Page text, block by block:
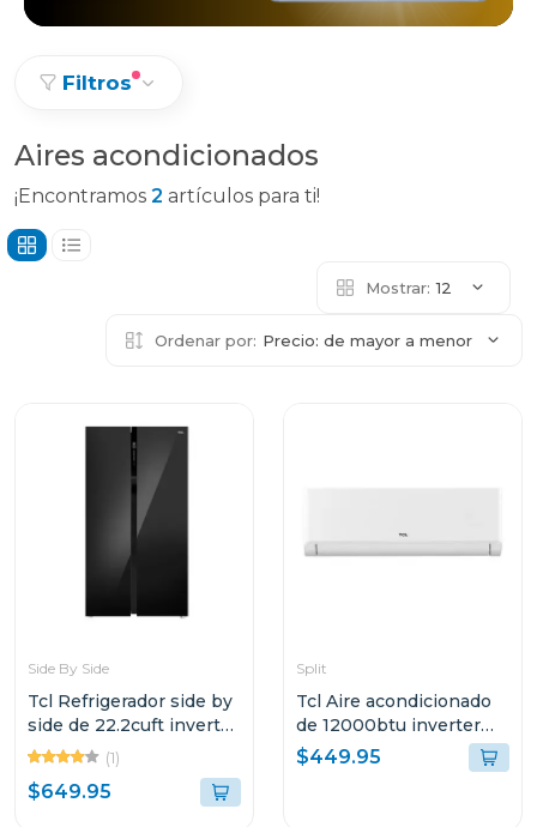
Filtros
Aires acondicionados
¡Encontramos 2 artículos para ti!
Mostrar: 12
Ordenar por: Precio: de mayor a menor
Side By Side
Tcl Refrigerador side by
side de 22.2cuft inverter
negro cristal p650
(1)
$649.95
Split
Tcl Aire acondicionado
de 12000btu inverter
wi-fi r32 tac12csdi
$449.95